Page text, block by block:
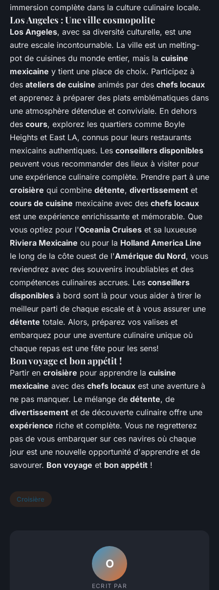
immersion complète dans la culture culinaire locale.
Los Angeles : Une ville cosmopolite
Los Angeles, avec sa diversité culturelle, est une
autre escale incontournable. La ville est un melting-
pot de cuisines du monde entier, mais la cuisine
mexicaine y tient une place de choix. Participez à
des ateliers de cuisine animés par des chefs locaux
et apprenez à préparer des plats emblématiques dans
une atmosphère détendue et conviviale. En dehors
des cours, explorez les quartiers comme Boyle
Heights et East LA, connus pour leurs restaurants
mexicains authentiques. Les conseillers disponibles
peuvent vous recommander des lieux à visiter pour
une expérience culinaire complète. Prendre part à une
croisière qui combine détente, divertissement et
cours de cuisine mexicaine avec des chefs locaux
est une expérience enrichissante et mémorable. Que
vous optiez pour l'Oceania Cruises et sa luxueuse
Riviera Mexicaine ou pour la Holland America Line
le long de la côte ouest de l'Amérique du Nord, vous
reviendrez avec des souvenirs inoubliables et des
compétences culinaires accrues. Les conseillers
disponibles à bord sont là pour vous aider à tirer le
meilleur parti de chaque escale et à vous assurer une
détente totale. Alors, préparez vos valises et
embarquez pour une aventure culinaire unique où
chaque repas est une fête pour les sens!
Bon voyage et bon appétit !
Partir en croisière pour apprendre la cuisine
mexicaine avec des chefs locaux est une aventure à
ne pas manquer. Le mélange de détente, de
divertissement et de découverte culinaire offre une
expérience riche et complète. Vous ne regretterez
pas de vous embarquer sur ces navires où chaque
jour est une nouvelle opportunité d'apprendre et de
savourer. Bon voyage et bon appétit !
Croisière
O
ECRIT PAR